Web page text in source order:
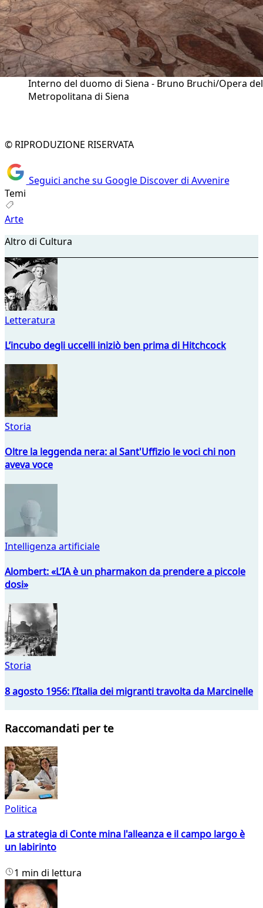
Interno del duomo di Siena - Bruno Bruchi/Opera
Metropolitana di Siena
© RIPRODUZIONE RISERVATA
Seguici anche su Google Discover di Avvenire
Temi
Arte
Altro di Cultura
Letteratura
L’incubo degli uccelli iniziò ben prima di Hitchcock
Storia
Oltre la leggenda nera: al Sant'Uffizio le voci chi non
aveva voce
Intelligenza artificiale
Alombert: «L’IA è un pharmakon da prendere a piccole
dosi»
Storia
8 agosto 1956: l’Italia dei migranti travolta da Marcinelle
Raccomandati per te
Politica
La strategia di Conte mina l'alleanza e il campo largo è
un labirinto
1 min di lettura